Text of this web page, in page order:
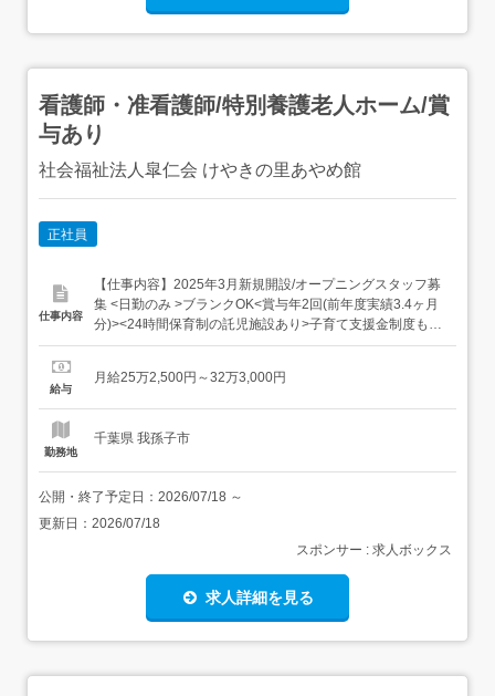
看護師・准看護師/特別養護老人ホーム/賞
与あり
社会福祉法人皐仁会 けやきの里あやめ館
正社員
仕事内容
【仕事内容】2025年3月新規開設/オープニングスタッフ募
集 <日勤のみ >ブランクOK<賞与年2回(前年度実績3.4ヶ月
分)><24時間保育制の託児施設あり>子育て支援金制度もあ
ります <施設名>社会福祉法人皐仁会けやきの里あやめ館<
業務内容>令和7年3月新規開設 特別養護老人ホームけやき
給与
月給25万2,500円～32万3,000円
勤務地
千葉県 我孫子市
公開・終了予定日： 2026/07/18 ～
更新日： 2026/07/18
スポンサー : 求人ボックス
求人詳細を見る